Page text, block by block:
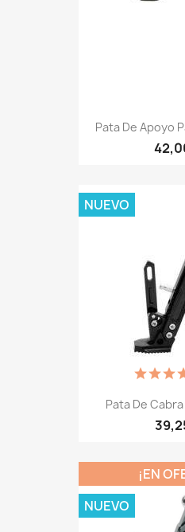
Pata De Apoyo
Pata De
NUEVO
¡EN
NUEVO